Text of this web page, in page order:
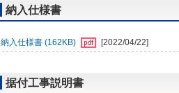
納入仕様書
納入仕様書 (162KB) [2022/04/22]
据付工事説明書